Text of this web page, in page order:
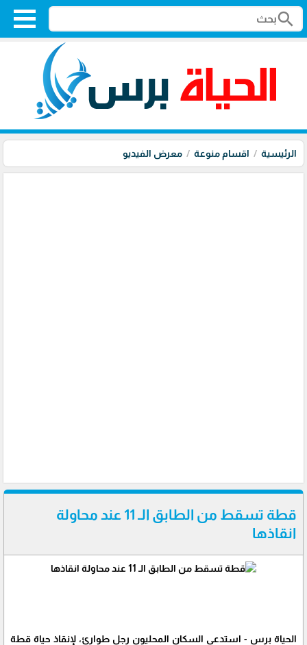
search
الرئيسية اقسام منوعة معرض الفيديو
قطة تسقط من الطابق الـ 11 عند محاولة
انقاذها
الحياة برس - استدعى السكان المحليون رجل طوارئ، لإنقاذ حياة قطة